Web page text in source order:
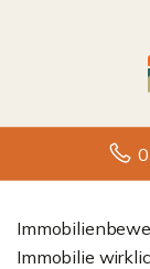
Immobilie